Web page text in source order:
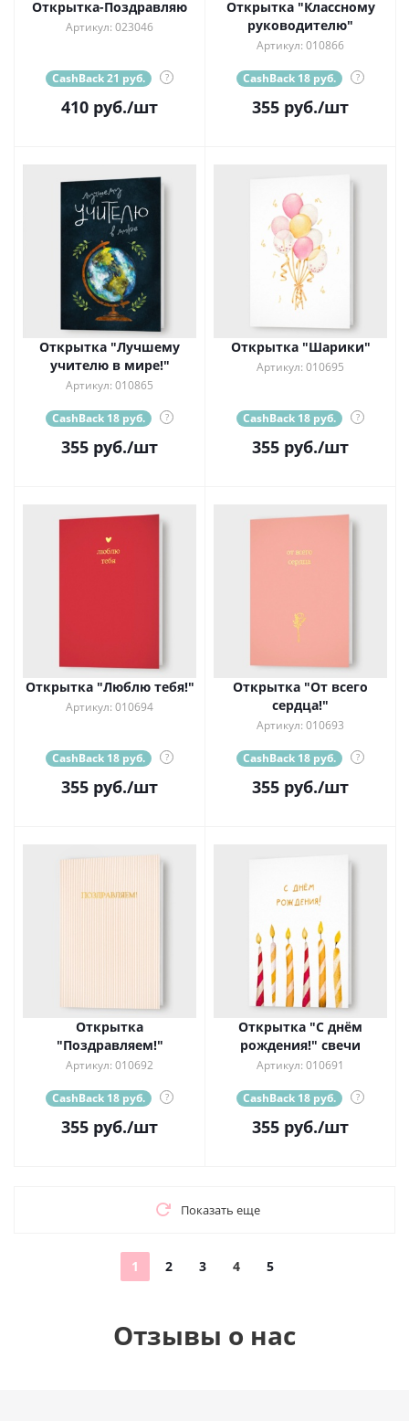
Открытка-Поздравляю
Артикул: 023046
CashBack 21 руб. ?
410 руб./шт
Открытка "Классному
руководителю"
Артикул: 010866
CashBack 18 руб. ?
355 руб./шт
Открытка "Лучшему
учителю в мире!"
Артикул: 010865
CashBack 18 руб. ?
355 руб./шт
Открытка "Шарики"
Артикул: 010695
CashBack 18 руб. ?
355 руб./шт
Открытка "Люблю тебя!"
Артикул: 010694
CashBack 18 руб. ?
355 руб./шт
Открытка "От всего
сердца!"
Артикул: 010693
CashBack 18 руб. ?
355 руб./шт
Открытка
"Поздравляем!"
Артикул: 010692
CashBack 18 руб. ?
355 руб./шт
Открытка "С днём
рождения!" свечи
Артикул: 010691
CashBack 18 руб. ?
355 руб./шт
Показать еще
1 2 3 4 5
Отзывы о нас